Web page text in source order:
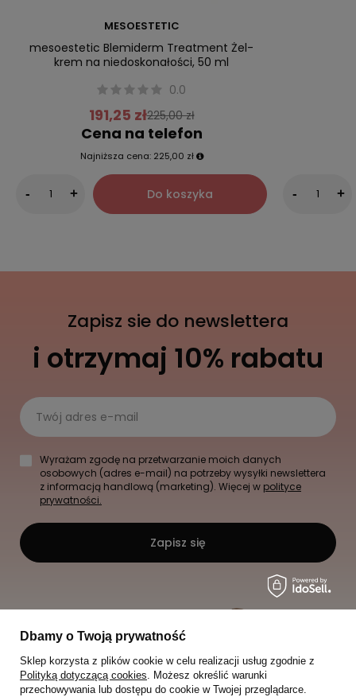
MESOESTETIC
mesoestetic Blemiderm Treatment Żel-
krem na niedoskonałości, 50 ml
0.0
191,25 zł225,00 zł
Cena na telefon
Najniższa cena: 225,00 zł
- + Do koszyka - +
Zapisz sie do newslettera
i otrzymaj 10% rabatu
Twój adres e-mail
Wyrażam zgodę na przetwarzanie moich danych
osobowych (adres e-mail) na potrzeby wysyłki newslettera
z informacją handlową (marketing). Więcej w polityce
prywatności.
Zapisz się
Dbamy o Twoją prywatność
Sklep korzysta z plików cookie w celu realizacji usług zgodnie z
Polityką dotyczącą cookies. Możesz określić warunki
przechowywania lub dostępu do cookie w Twojej przeglądarce.